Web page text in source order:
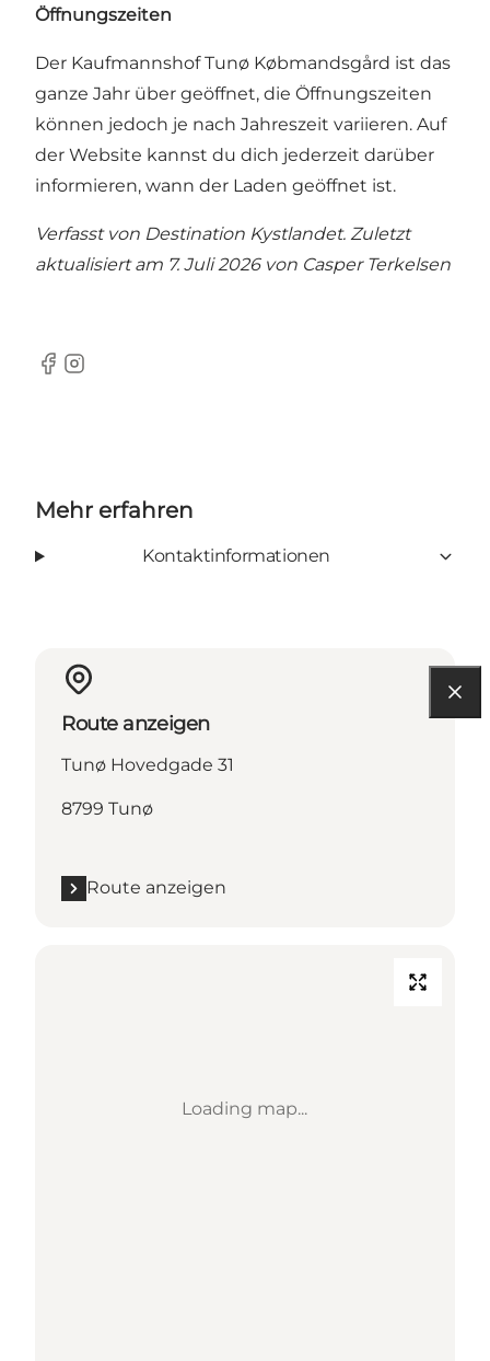
Öffnungszeiten
Der Kaufmannshof Tunø Købmandsgård ist das
ganze Jahr über geöffnet, die Öffnungszeiten
können jedoch je nach Jahreszeit variieren. Auf
der Website kannst du dich jederzeit darüber
informieren, wann der Laden geöffnet ist.
Verfasst von Destination Kystlandet. Zuletzt
aktualisiert am 7. Juli 2026 von Casper Terkelsen
Facebook
Instagram
Mehr erfahren
Kontaktinformationen
Route anzeigen
Tunø Hovedgade 31
8799 Tunø
Route anzeigen
Loading map...